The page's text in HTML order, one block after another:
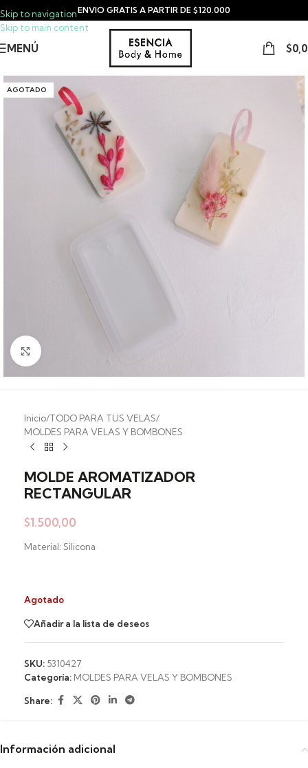
Skip to navigation
Skip to main content
ENVIO GRATIS A PARTIR DE $120.000
MENÚ $
AGOTADO
Clic para ampliar
Inicio/TODO PARA TUS VELAS/
MOLDES PARA VELAS Y BOMBONES
MOLDE AROMATIZADOR
RECTANGULAR
$1.500,00
Material: Silicona
Agotado
Añadir a la lista de deseos
SKU: 5310427
Categoría: MOLDES PARA VELAS Y BOMBONES
Share:
Información adicional